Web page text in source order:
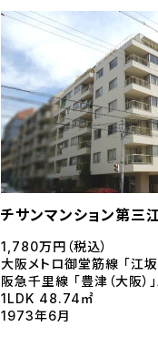
チサンマンション第三
1,780万円（税込）
大阪メトロ御堂筋線 「江
阪急千里線 「豊津（大阪）
1LDK 48.74㎡
1973年6月